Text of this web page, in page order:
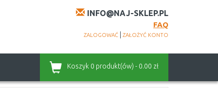
INFO@NAJ-SKLEP.PL
FAQ
ZALOGOWAĆ ZAŁOŻYĆ KONTO
Koszyk 0 produkt(ów) - 0.00 zł